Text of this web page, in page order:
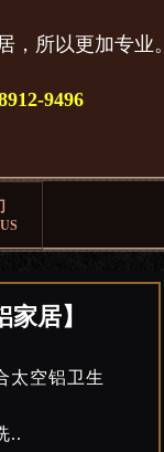
，所以更加专业。
9496
家居】
太空铝卫生
..